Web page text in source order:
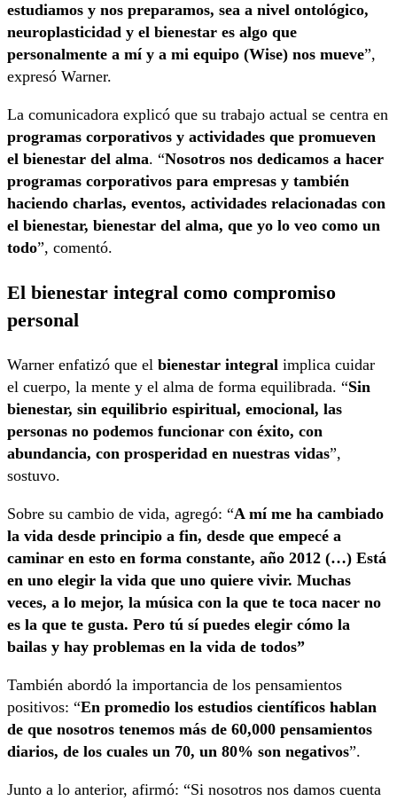
estudiamos y nos preparamos, sea a nivel ontológico,
neuroplasticidad y el bienestar es algo que
personalmente a mí y a mi equipo (Wise) nos mueve”,
expresó Warner.
La comunicadora explicó que su trabajo actual se centra en
programas corporativos y actividades que promueven
el bienestar del alma. “Nosotros nos dedicamos a hacer
programas corporativos para empresas y también
haciendo charlas, eventos, actividades relacionadas con
el bienestar, bienestar del alma, que yo lo veo como un
todo”, comentó.
El bienestar integral como compromiso
personal
Warner enfatizó que el bienestar integral implica cuidar
el cuerpo, la mente y el alma de forma equilibrada. “Sin
bienestar, sin equilibrio espiritual, emocional, las
personas no podemos funcionar con éxito, con
abundancia, con prosperidad en nuestras vidas”,
sostuvo.
Sobre su cambio de vida, agregó: “A mí me ha cambiado
la vida desde principio a fin, desde que empecé a
caminar en esto en forma constante, año 2012 (…) Está
en uno elegir la vida que uno quiere vivir. Muchas
veces, a lo mejor, la música con la que te toca nacer no
es la que te gusta. Pero tú sí puedes elegir cómo la
bailas y hay problemas en la vida de todos”
También abordó la importancia de los pensamientos
positivos: “En promedio los estudios científicos hablan
de que nosotros tenemos más de 60,000 pensamientos
diarios, de los cuales un 70, un 80% son negativos”.
Junto a lo anterior, afirmó: “Si nosotros nos damos cuenta